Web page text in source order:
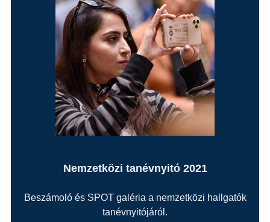
Nemzetközi tanévnyitó 2021
Beszámoló és SPOT galéria a nemzetközi hallgatók
tanévnyitójáról.